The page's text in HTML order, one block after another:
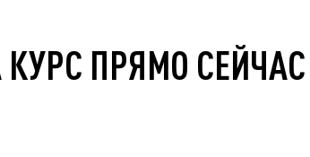
ПРЯМО СЕЙЧАС